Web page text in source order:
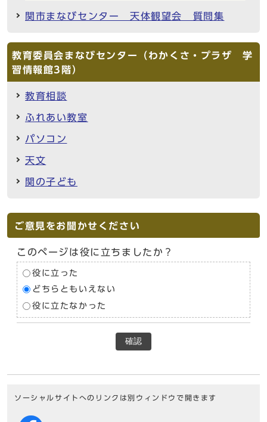
関市まなびセンター 天体観望会 質問集
教育委員会まなびセンター（わかくさ・プラザ 学
習情報館3階）
教育相談
ふれあい教室
パソコン
天文
関の子ども
ご意見をお聞かせください
このページは役に立ちましたか？
役に立った
どちらともいえない
役に立たなかった
確認
ソーシャルサイトへのリンクは別ウィンドウで開きます